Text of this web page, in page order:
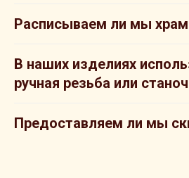
Расписываем ли мы
В наших изделиях
ручная резьба или
Предоставляем ли мы